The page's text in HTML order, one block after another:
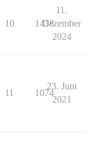
10 1438
11.
Dezember
2024
11 1074
23. Juni
2021